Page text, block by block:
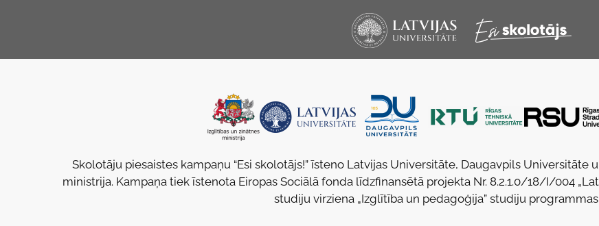
Skolotāju piesaistes kampaņu “Esi skolotājs!” īsteno Latvijas Universitāte, Daugavpils Universitāte
ministrija. Kampaņa tiek īstenota Eiropas Sociālā fonda līdzfinansētā projekta Nr. 8.2.1.0/18/I/004
studiju virziena „Izglītība un pedagoģija” studiju